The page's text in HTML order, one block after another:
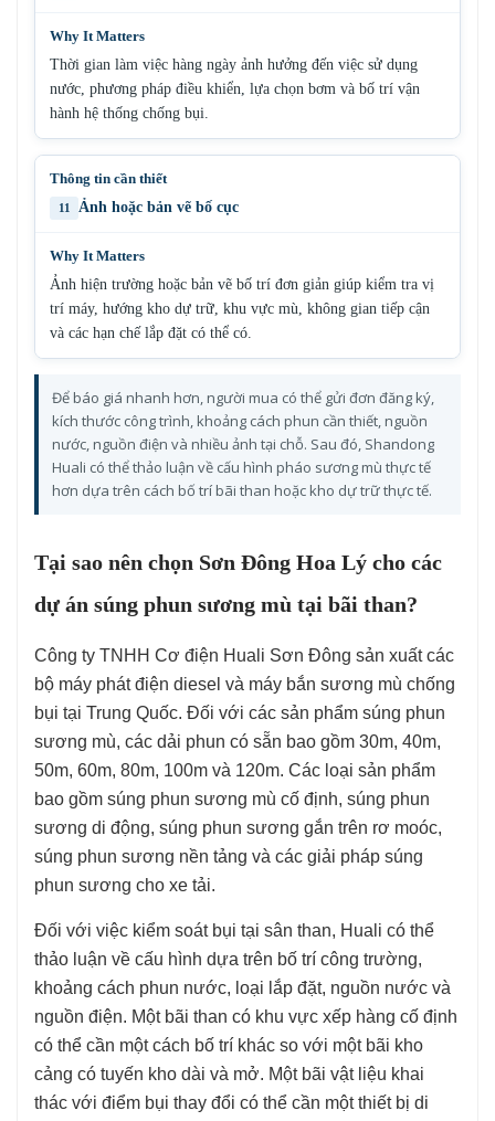
Thời gian làm việc hàng ngày ảnh hưởng đến việc sử dụng
nước, phương pháp điều khiển, lựa chọn bơm và bố trí vận
hành hệ thống chống bụi.
11 Ảnh hoặc bản vẽ bố cục
Ảnh hiện trường hoặc bản vẽ bố trí đơn giản giúp kiểm tra vị
trí máy, hướng kho dự trữ, khu vực mù, không gian tiếp cận
và các hạn chế lắp đặt có thể có.
Để báo giá nhanh hơn, người mua có thể gửi đơn đăng ký,
kích thước công trình, khoảng cách phun cần thiết, nguồn
nước, nguồn điện và nhiều ảnh tại chỗ. Sau đó, Shandong
Huali có thể thảo luận về cấu hình pháo sương mù thực tế
hơn dựa trên cách bố trí bãi than hoặc kho dự trữ thực tế.
Tại sao nên chọn Sơn Đông Hoa Lý cho các
dự án súng phun sương mù tại bãi than?
Công ty TNHH Cơ điện Huali Sơn Đông sản xuất các
bộ máy phát điện diesel và máy bắn sương mù chống
bụi tại Trung Quốc. Đối với các sản phẩm súng phun
sương mù, các dải phun có sẵn bao gồm 30m, 40m,
50m, 60m, 80m, 100m và 120m. Các loại sản phẩm
bao gồm súng phun sương mù cố định, súng phun
sương di động, súng phun sương gắn trên rơ moóc,
súng phun sương nền tảng và các giải pháp súng
phun sương cho xe tải.
Đối với việc kiểm soát bụi tại sân than, Huali có thể
thảo luận về cấu hình dựa trên bố trí công trường,
khoảng cách phun nước, loại lắp đặt, nguồn nước và
nguồn điện. Một bãi than có khu vực xếp hàng cố định
có thể cần một cách bố trí khác so với một bãi kho
cảng có tuyến kho dài và mở. Một bãi vật liệu khai
thác với điểm bụi thay đổi có thể cần một thiết bị di